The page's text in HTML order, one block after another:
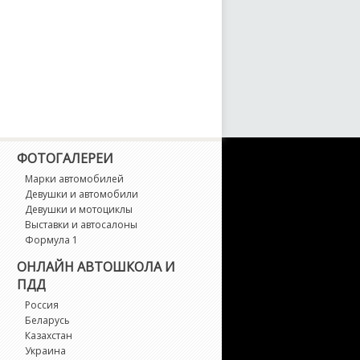
ФОТОГАЛЕРЕИ
Марки автомобилей
Девушки и автомобили
Девушки и мотоциклы
Выставки и автосалоны
Формула 1
ОНЛАЙН АВТОШКОЛА И
ПДД
Россия
Беларусь
Казахстан
Украина